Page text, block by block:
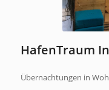
HafenTraum
Übernachtungen in